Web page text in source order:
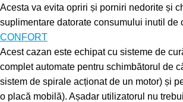
Acesta va evita opriri și porniri nedorite și
suplimentare datorate consumului inutil de
CONFORT
Acest cazan este echipat cu sisteme de
complet automate pentru schimbătorul de
sistem de spirale acționat de un motor) și
o placă mobilă). Așadar utilizatorul nu